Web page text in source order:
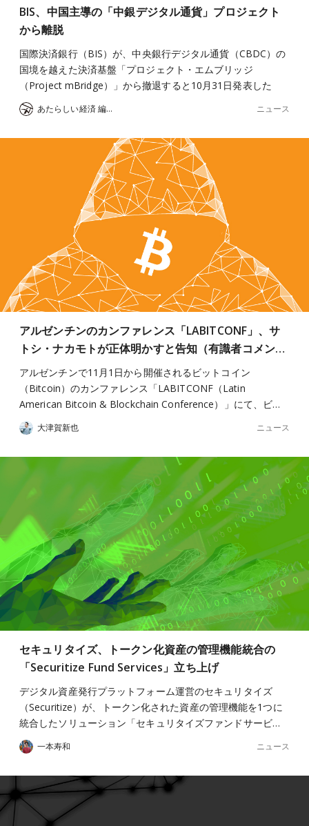
BIS、中国主導の「中銀デジタル通貨」プロジェクト
から離脱
国際決済銀行（BIS）が、中央銀行デジタル通貨（CBDC）の
国境を越えた決済基盤「プロジェクト・エムブリッジ
（Project mBridge）」から撤退すると10月31日発表した
あたらしい経済 編集部 ニュース
アルゼンチンのカンファレンス「LABITCONF」、サ
トシ・ナカモトが正体明かすと告知（有識者コメン…
アルゼンチンで11月1日から開催されるビットコイン
（Bitcoin）のカンファレンス「LABITCONF（Latin
American Bitcoin & Blockchain Conference）」にて、ビ…
大津賀新也 ニュース
セキュリタイズ、トークン化資産の管理機能統合の
「Securitize Fund Services」立ち上げ
デジタル資産発行プラットフォーム運営のセキュリタイズ
（Securitize）が、トークン化された資産の管理機能を1つに
統合したソリューション「セキュリタイズファンドサービ…
一本寿和 ニュース